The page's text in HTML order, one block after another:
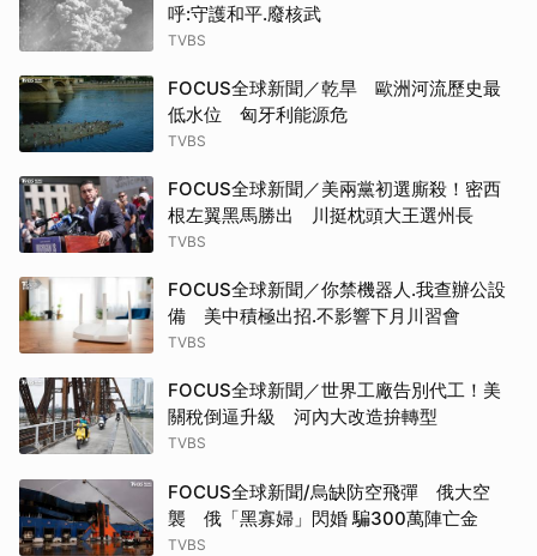
呼:守護和平.廢核武
TVBS
FOCUS全球新聞／乾旱 歐洲河流歷史最
低水位 匈牙利能源危
TVBS
FOCUS全球新聞／美兩黨初選廝殺！密西
根左翼黑馬勝出 川挺枕頭大王選州長
TVBS
FOCUS全球新聞／你禁機器人.我查辦公設
備 美中積極出招.不影響下月川習會
TVBS
FOCUS全球新聞／世界工廠告別代工！美
關稅倒逼升級 河內大改造拚轉型
TVBS
FOCUS全球新聞/烏缺防空飛彈 俄大空
襲 俄「黑寡婦」閃婚 騙300萬陣亡金
TVBS